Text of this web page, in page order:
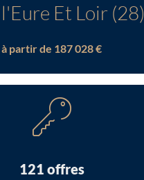
Et Loir (28)
à partir de 187 028 €
121 offres